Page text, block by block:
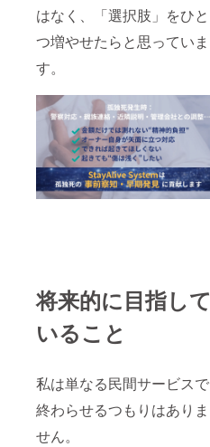
はなく、「選択肢」をひと
つ増やせたらと思っていま
す。
将来的に目指して
いること
私は単なる民間サービスで
終わらせるつもりはありま
せん。